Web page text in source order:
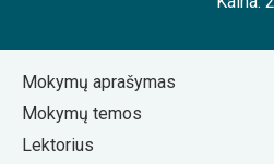
Mokymų aprašymas
Mokymų temos
Lektorius